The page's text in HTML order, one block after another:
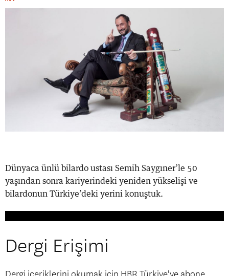
Dünyaca ünlü bilardo ustası Semih Saygıner’le 50
yaşından sonra kariyerindeki yeniden yükselişi ve
bilardonun Türkiye’deki yerini konuştuk.
Dergi Erişimi